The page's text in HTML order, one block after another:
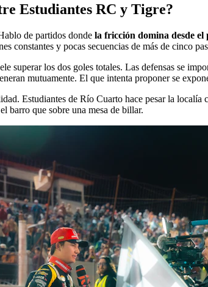
Estudiantes RC y Tigre?
de partidos donde la fricción domina desde el
constantes y pocas secuencias de más de cinco
superar los dos goles totales. Las defensas se
mutuamente. El que intenta proponer se
Estudiantes de Río Cuarto hace pesar la
barro que sobre una mesa de billar.